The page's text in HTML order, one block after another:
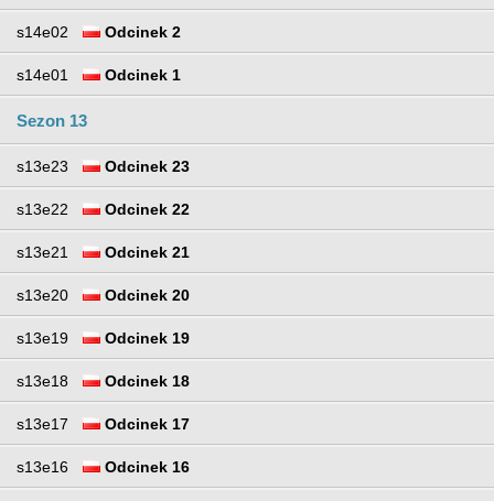
s14e02 Odcinek 2
s14e01 Odcinek 1
Sezon 13
s13e23 Odcinek 23
s13e22 Odcinek 22
s13e21 Odcinek 21
s13e20 Odcinek 20
s13e19 Odcinek 19
s13e18 Odcinek 18
s13e17 Odcinek 17
s13e16 Odcinek 16